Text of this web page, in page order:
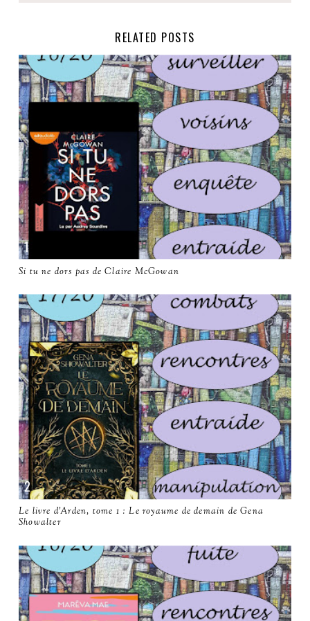
RELATED POSTS
Si tu ne dors pas de Claire McGowan
Le livre d'Arden, tome 1 : Le royaume de demain de Gena
Showalter